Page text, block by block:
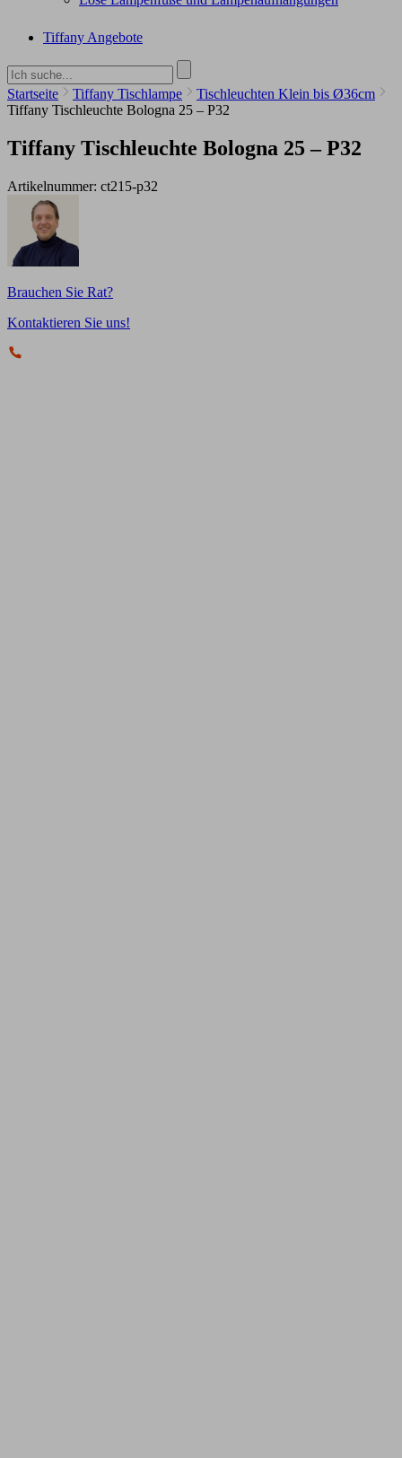
Tiffany Angebote
Startseite Tiffany Tischlampe
Tischleuchten Klein bis Ø36cm
Tiffany Tischleuchte Bologna 25 – P32
Tiffany Tischleuchte Bologna 25 – P32
Artikelnummer: ct215-p32
Brauchen Sie Rat?
Kontaktieren Sie uns!